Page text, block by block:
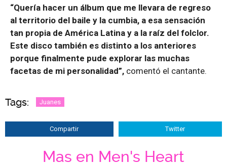
“Quería hacer un álbum que me llevara de regreso
al territorio del baile y la cumbia, a esa sensación
tan propia de América Latina y a la raíz del folclor.
Este disco también es distinto a los anteriores
porque finalmente pude explorar las muchas
facetas de mi personalidad”, comentó el cantante.
Tags: Juanes
Compartir Twitter
Mas en Men's Heart